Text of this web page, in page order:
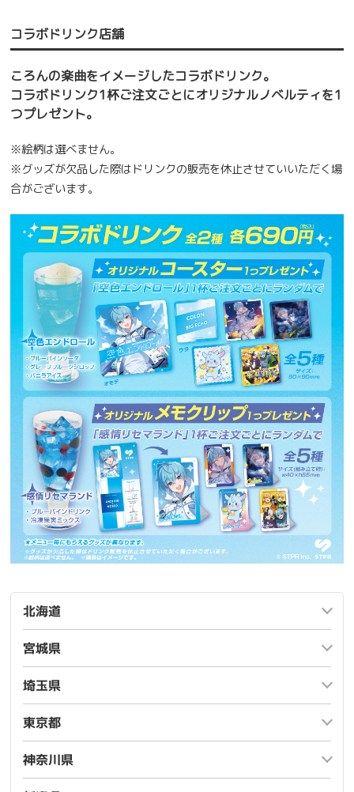
コラボドリンク店舗
ころんの楽曲をイメージしたコラボドリンク。
コラボドリンク1杯ご注文ごとにオリジナルノベルティを1
つプレゼント。
※絵柄は選べません。
※グッズが欠品した際はドリンクの販売を休止させていいただく場
合がございます。
北海道
宮城県
埼玉県
東京都
神奈川県